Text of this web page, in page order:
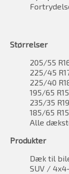
Størrelser
205/55
225/45
225/40
195/65 R15
235/35 R19
185/65 R15
Alle
Produkter
Dæk til
SUV /